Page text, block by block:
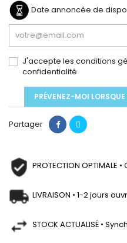
Date annoncée de
J'accepte les conditions
confidentialité
PRÉVENEZ-MOI
Partager
PROTECTION
LIVRAISON • 1-2 jours
STOCK ACTUALISÉ •